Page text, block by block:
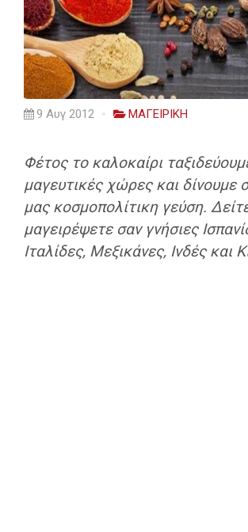
9 Αυγ 2012 ΜΑΓΕΙΡΙΚΗ
Φέτος το καλοκαίρι
μαγευτικές χώρες και δίνουμε
μας κοσμοπολίτικη γεύση.
μαγειρέψετε σαν γνήσιες
Ιταλίδες, Μεξικάνες, Ινδές και